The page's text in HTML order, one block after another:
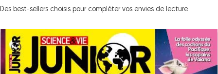
Des best-sellers choisis pour compléter vos envies de lecture